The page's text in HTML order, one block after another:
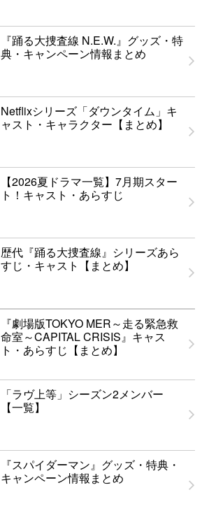
『踊る大捜査線 N.E.W.』グッズ・特
典・キャンペーン情報まとめ
Netflixシリーズ「ダウンタイム」キ
ャスト・キャラクター【まとめ】
【2026夏ドラマ一覧】7月期スター
ト！キャスト・あらすじ
歴代『踊る大捜査線』シリーズあら
すじ・キャスト【まとめ】
『劇場版TOKYO MER～走る緊急救
命室～CAPITAL CRISIS』キャス
ト・あらすじ【まとめ】
「ラヴ上等」シーズン2メンバー
【一覧】
『スパイダーマン』グッズ・特典・
キャンペーン情報まとめ